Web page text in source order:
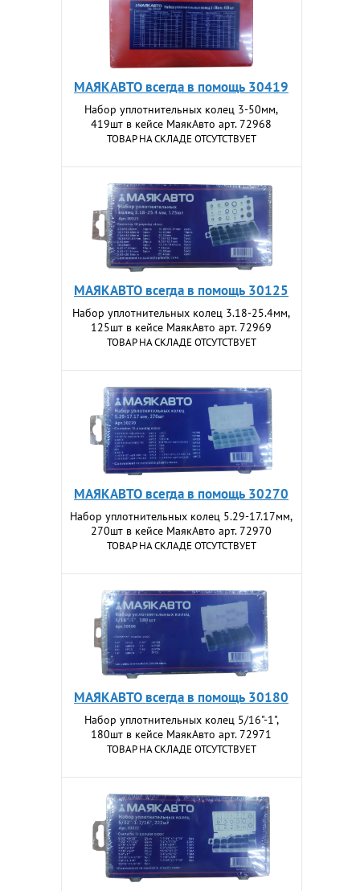
МАЯКАВТО всегда в помощь 30419
Набор уплотнительных колец 3-50мм,
419шт в кейсе МаякАвто арт. 72968
ТОВАР НА СКЛАДЕ ОТСУТСТВУЕТ
МАЯКАВТО всегда в помощь 30125
Набор уплотнительных колец 3.18-25.4мм,
125шт в кейсе МаякАвто арт. 72969
ТОВАР НА СКЛАДЕ ОТСУТСТВУЕТ
МАЯКАВТО всегда в помощь 30270
Набор уплотнительных колец 5.29-17.17мм,
270шт в кейсе МаякАвто арт. 72970
ТОВАР НА СКЛАДЕ ОТСУТСТВУЕТ
МАЯКАВТО всегда в помощь 30180
Набор уплотнительных колец 5/16"-1",
180шт в кейсе МаякАвто арт. 72971
ТОВАР НА СКЛАДЕ ОТСУТСТВУЕТ